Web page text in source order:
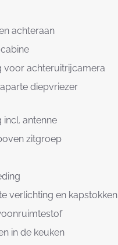
achteraan
voor achteruitrijcamera
diepvriezer
incl. antenne
zitgroep
verlichting en kapstokken
in de keuken